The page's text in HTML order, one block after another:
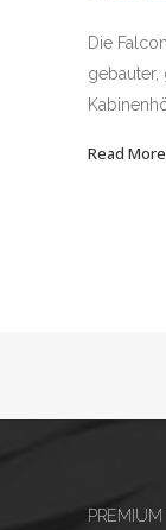
Die
gebauter,
Read More
PREMIUM